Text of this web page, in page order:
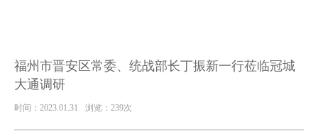
福州市晋安区常委、统战部长丁振新一行莅临冠城
大通调研
时间：2023.01.31 浏览：239次